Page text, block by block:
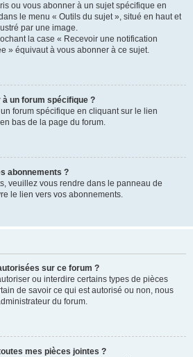
ou vous abonner à un sujet spécifique en
le menu « Outils du sujet », situé en haut et
par une image.
la case « Recevoir une notification
» équivaut à vous abonner à ce sujet.
à un forum spécifique ?
forum spécifique en cliquant sur le lien
bas de la page du forum.
abonnements ?
veuillez vous rendre dans le panneau de
le lien vers vos abonnements.
sur ce forum ?
ou interdire certains types de pièces
de savoir ce qui est autorisé ou non, nous
du forum.
mes pièces jointes ?